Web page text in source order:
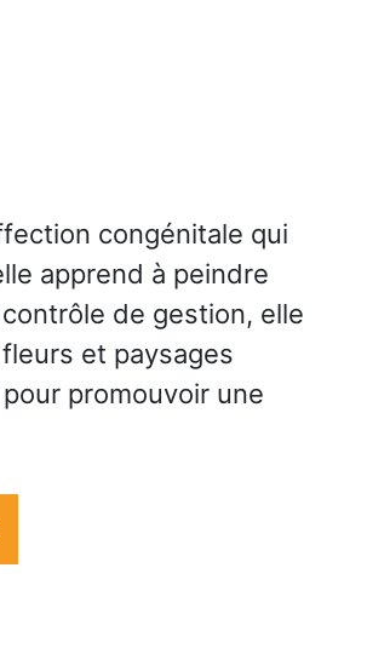
congénitale qui
apprend à peindre
de gestion, elle
fleurs et paysages
promouvoir une